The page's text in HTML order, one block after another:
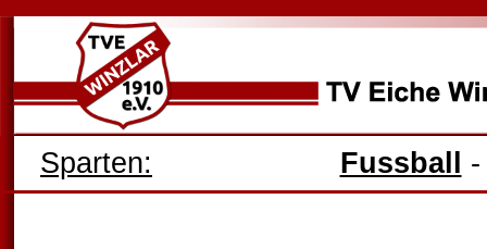
Sparten: Fussball